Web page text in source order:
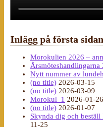
Inlägg på första sidan
Morokulien 2026 –
Årsmöteshandlingarna
Nytt nummer av
(no title) 2026-03-15
(no title) 2026-03-09
Morokul_1 2026-01-26
(no title) 2026-01-07
Skynda dig och
11-25